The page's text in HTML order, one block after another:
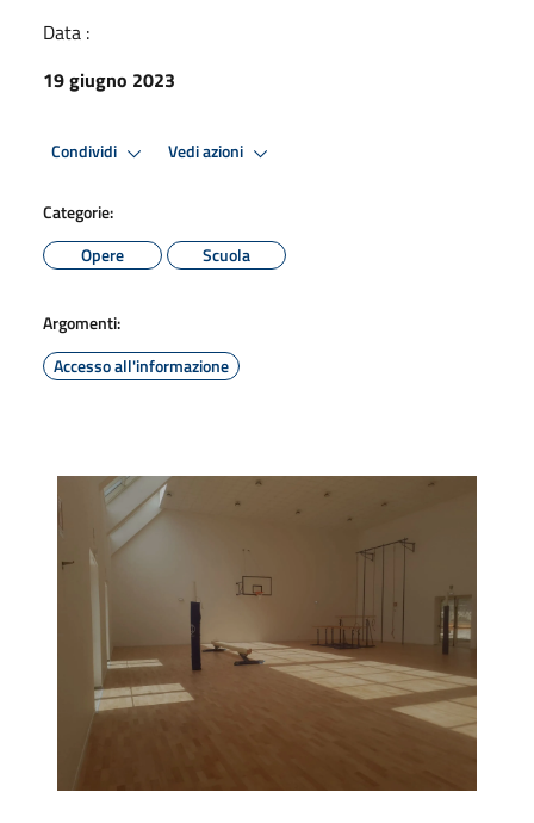
Data :
19 giugno 2023
Condividi Vedi azioni
Categorie:
Opere
Scuola
Argomenti:
Accesso all'informazione